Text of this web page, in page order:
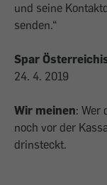
und seine
senden.“
Spar
24. 4. 2019
Wir meinen: Wer
noch vor der
drinsteckt.